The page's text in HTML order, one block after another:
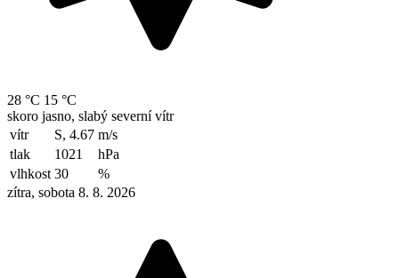
28 °C 15 °C
skoro jasno, slabý severní vítr
vítr
S, 4.67 m/s
tlak
1021
hPa
vlhkost 30
%
zítra, sobota 8. 8. 2026